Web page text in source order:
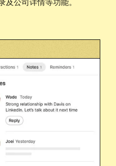
及公司详情等功能。